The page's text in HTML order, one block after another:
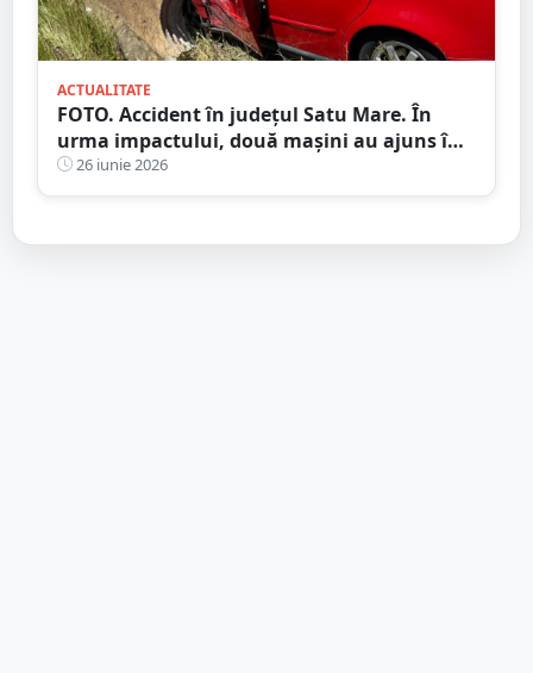
ACTUALITATE
FOTO. Accident în județul Satu Mare. În
urma impactului, două mașini au ajuns în
șanț26 iunie 2026